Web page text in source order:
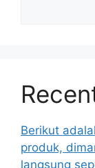
Berikut
produk,
langsung